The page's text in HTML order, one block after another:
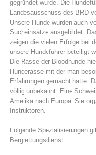
Bergrettungsstellen
gegründet wurde. Die
Landesausschuss des BRD
Unsere Hunde wurden auch
Sucheinsätze ausgebildet.
zeigen die vielen Erfolge bei
unsere Hundeführer beteiligt
Die Rasse der Bloodhunde
Hunderasse mit der man
Erfahrungen gemacht hatte.
völlig unbekannt. Eine
Amerika nach Europa. Sie
Instruktoren.
Folgende Spezialisierungen
Bergrettungsdienst